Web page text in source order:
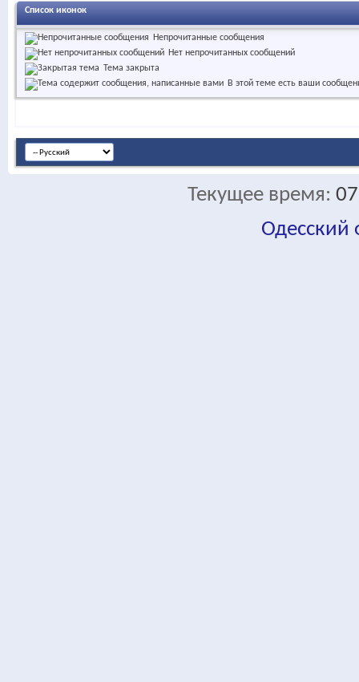
Список иконок
Непрочитанные сообщения
Нет непрочитанных сообщений
Тема закрыта
В этой теме есть ваши
Текущее время:
Одесский